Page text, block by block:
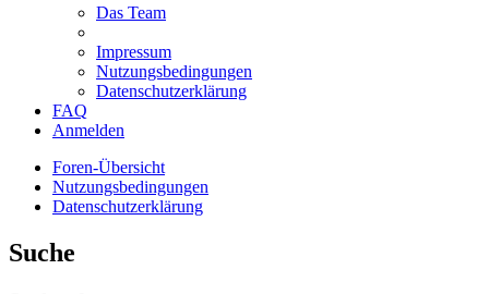
Das Team
Impressum
Nutzungsbedingungen
Datenschutzerklärung
FAQ
Anmelden
Foren-Übersicht
Nutzungsbedingungen
Datenschutzerklärung
Suche